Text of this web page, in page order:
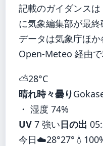
記載のガイダンス
に気象編集部が最終
データは気象庁ほ
Open-Meteo 経由で
⛅28°C
晴れ時々曇り
・ 湿度 74%
UV 7 強い日の出
今日☁️28°27°